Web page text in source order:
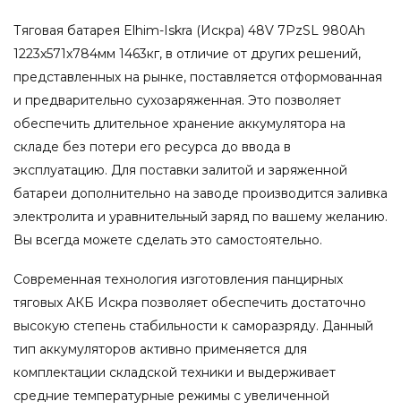
Тяговая батарея Elhim-Iskra (Искра) 48V 7PzSL 980Ah
1223x571x784мм 1463кг, в отличие от других решений,
представленных на рынке, поставляется отформованная
и предварительно сухозаряженная. Это позволяет
обеспечить длительное хранение аккумулятора на
складе без потери его ресурса до ввода в
эксплуатацию. Для поставки залитой и заряженной
батареи дополнительно на заводе производится заливка
электролита и уравнительный заряд по вашему желанию.
Вы всегда можете сделать это самостоятельно.
Современная технология изготовления панцирных
тяговых АКБ Искра позволяет обеспечить достаточно
высокую степень стабильности к саморазряду. Данный
тип аккумуляторов активно применяется для
комплектации складской техники и выдерживает
средние температурные режимы с увеличенной